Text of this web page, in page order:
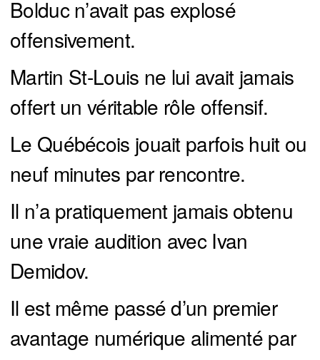
Bolduc n’avait pas explosé
offensivement.
Martin St-Louis ne lui avait jamais
offert un véritable rôle offensif.
Le Québécois jouait parfois huit ou
neuf minutes par rencontre.
Il n’a pratiquement jamais obtenu
une vraie audition avec Ivan
Demidov.
Il est même passé d’un premier
avantage numérique alimenté par